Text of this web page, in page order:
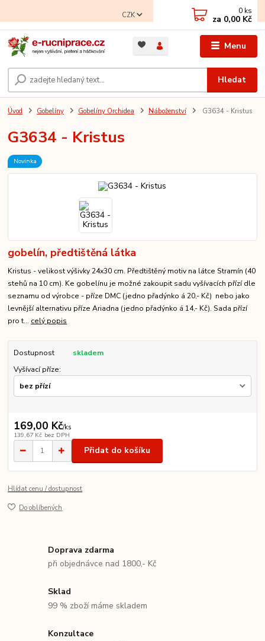
Menu
CZK
Hledat
0 ks
za 0,00 Kč
Úvod Gobelíny Gobelíny Orchidea Náboženství G3634 - Kristus
G3634 - Kristus
Novinka
gobelín, předtištěná látka
Kristus - velikost výšivky 24x30 cm. Předtištěný motiv na látce Stramín (40
stehů na 10 cm). Ke gobelínu je možné zakoupit sadu vyšívacích přízí dle
seznamu od výrobce - příze DMC (jedno přadýnko á 20,- Kč) nebo jako
levnější alternativu příze Ariadna (jedno přadýnko á 14,- Kč). Sada přízí
pro t... celý popis
Dostupnost
skladem
Vyšívací příze:
169,00 Kč/ks
139,67 Kč bez DPH
Přidat do košíku
Hlídat cenu / dostupnost
Do oblíbených
Doprava zdarma
při objednávce nad 1800,- Kč
Sklad
99 % zboží máme skladem
Konzultace